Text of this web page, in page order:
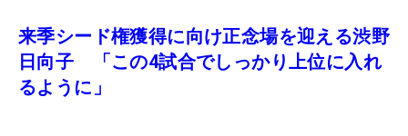
来季シード権獲得に向け正念場を迎える渋野
日向子 「この4試合でしっかり上位に入れ
るように」